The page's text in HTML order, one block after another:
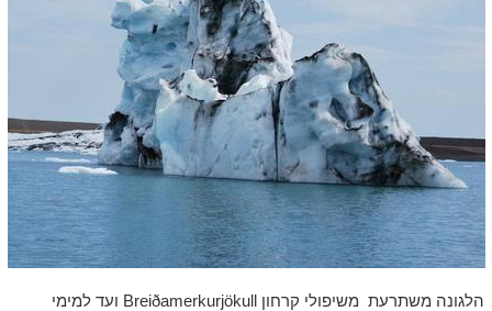
הלגונה משתרעת משיפולי קרחון Breiðamerkurjökull ועד למימי